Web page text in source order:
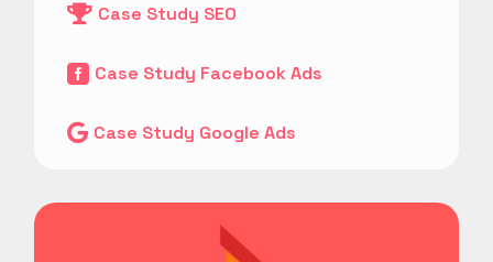
 Case Study SEO
 Case Study Facebook Ads
 Case Study Google Ads